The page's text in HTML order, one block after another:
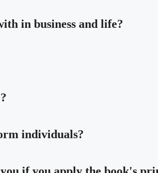
in business and life?
individuals?